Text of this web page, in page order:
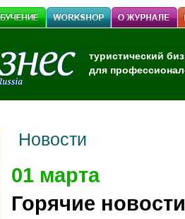
туристический
для
Новости
01 марта
Горячие новости